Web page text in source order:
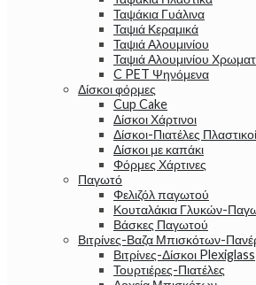
Ταψάκια Γυάλινα
Ταψιά Κεραμικά
Ταψιά Αλουμινίου
Ταψιά Αλουμινίου
C PET Ψηνόμενα
Δίσκοι φόρμες
Cup Cake
Δίσκοι Χάρτινοι
Δίσκοι-Πιατέλες Πλαστικοί
Δίσκοι με καπάκι
Φόρμες Χάρτινες
Παγωτό
Φελιζόλ παγωτού
Κουταλάκια Γλυκών-
Βάσκες Παγωτού
Βιτρίνες-Βαζα Μπισκότων-
Βιτρίνες-Δίσκοι Plexiglass
Τουρτιέρες-Πιατέλες